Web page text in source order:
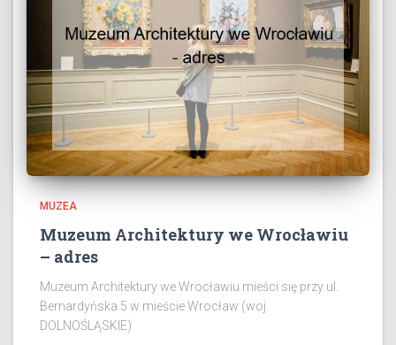
MUZEA
Muzeum Architektury we Wrocławiu
– adres
Muzeum Architektury we Wrocławiu mieści się przy ul.
Bernardyńska 5 w mieście Wrocław (woj.
DOLNOŚLĄSKIE)